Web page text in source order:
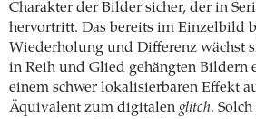
Charakter der Bilder sicher, der in
hervortritt. Das bereits im Einzelbild
Wiederholung und Differenz wächst
in Reih und Glied gehängten Bildern
einem schwer lokalisierbaren Effekt
Äquivalent zum digitalen glitch.